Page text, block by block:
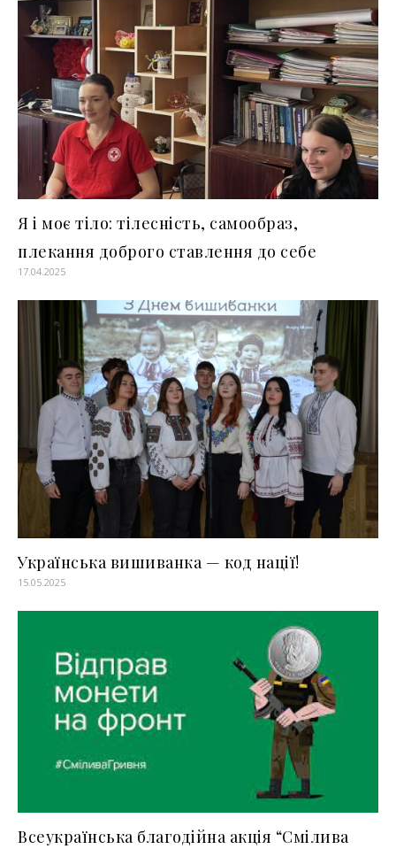
Я і моє тіло: тілесність, самообраз,
плекання доброго ставлення до себе
17.04.2025
Українська вишиванка — код нації!
15.05.2025
Всеукраїнська благодійна акція “Смілива